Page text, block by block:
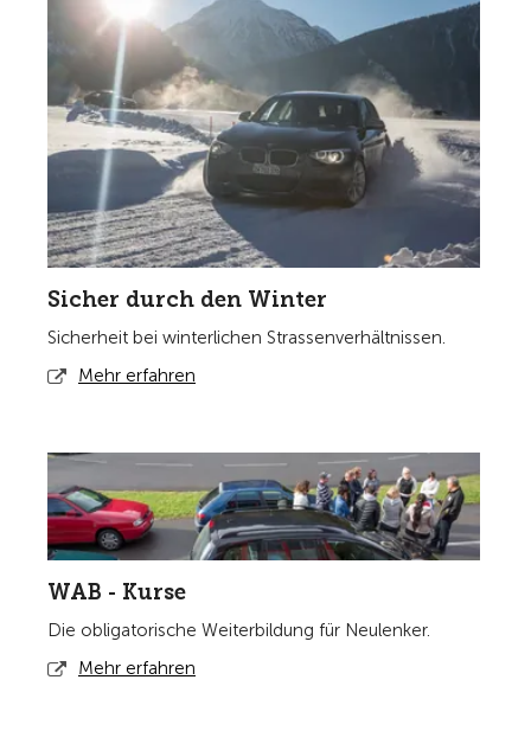
Sicher durch den Winter
Sicherheit bei winterlichen Strassenverhältnissen.
Mehr erfahren
WAB - Kurse
Die obligatorische Weiterbildung für Neulenker.
Mehr erfahren